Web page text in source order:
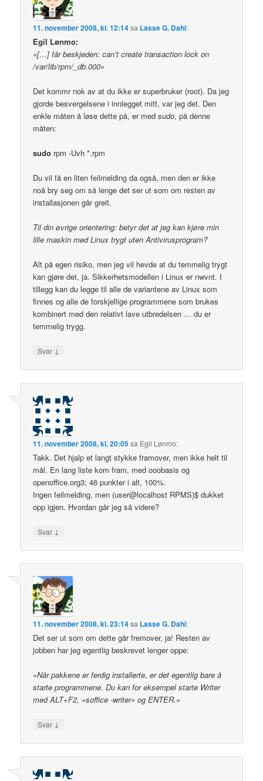
11. november 2008, kl. 12:14sa Lasse G. Dahl:
Egil Lønmo:
«[…] får beskjeden: can’t create transaction lock on
/var/lib/rpm/_db.000»
Det kommr nok av at du ikke er superbruker (root). Da jeg
gjorde besvergelsene i innlegget mitt, var jeg det. Den
enkle måten å løse dette på, er medsudo, på denne
måten:
sudo rpm -Uvh *.rpm
Du vil få en liten feilmelding da også, men den er ikke
noå bry seg om så lenge det ser ut som om resten av
installasjonen går greit.
Til din øvrige orientering: betyr det at jeg kan kjøre min
lille maskin med Linux trygt uten Antivirusprogram?
Alt på egen risiko, men jeg vil hevde at du temmelig trygt
kan gjøre det, ja. Sikkerhetsmodellen i Linux er nwvnt. I
tillegg kan du legge til alle de variantene av Linux som
finnes og alle de forskjellige programmene som brukes
kombinert med den relativt lave utbredelsen … du er
temmelig trygg.
Svar ↓
11. november 2008, kl. 20:05sa Egil Lønmo:
Takk. Det hjalp et langt stykke framover, men ikke helt til
mål. En lang liste kom fram, med ooobasis og
openoffice.org3; 46 punkter i alt, 100%.
Ingen feilmelding, men (user@localhost RPMS)$ dukket
opp igjen. Hvordan går jeg så videre?
Svar ↓
11. november 2008, kl. 23:14sa Lasse G. Dahl:
Det ser ut som om dette går fremover, ja! Resten av
jobben har jeg egentlig beskrevet lenger oppe:
«Når pakkene er ferdig installerte, er det egentlig bare å
starte programmene. Du kan for eksempel starte Writer
med ALT+F2, «soffice -writer» og ENTER.»
Svar ↓